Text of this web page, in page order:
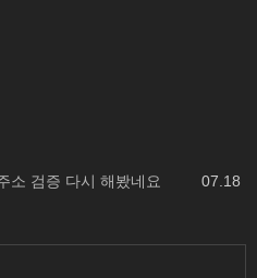
07.18
소 검증 다시 해봤네요